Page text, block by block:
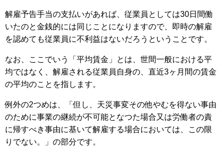
解雇予告手当の支払いがあれば、従業員としては30日間働
いたのと金銭的には同じことになりますので、即時の解雇
を認めても従業員に不利益はないだろうということです。
なお、ここでいう「平均賃金」とは、世間一般における平
均ではなく、解雇される従業員自身の、直近3ヶ月間の賃金
の平均のことを指します。
例外の2つめは、「但し、天災事変その他やむを得ない事由
のために事業の継続が不可能となつた場合又は労働者の責
に帰すべき事由に基いて解雇する場合においては、この限
りでない。」の部分です。